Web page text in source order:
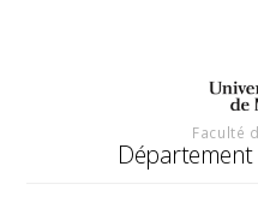
Faculté